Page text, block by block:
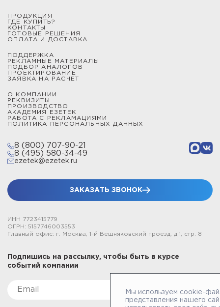
ПРОДУКЦИЯ
ГДЕ КУПИТЬ?
КОНТАКТЫ
ГОТОВЫЕ РЕШЕНИЯ
ОПЛАТА И ДОСТАВКА
ПОДДЕРЖКА
РЕКЛАМНЫЕ МАТЕРИАЛЫ
ПОДБОР АНАЛОГОВ
ПРОЕКТИРОВАНИЕ
ЗАЯВКА НА РАСЧЕТ
О КОМПАНИИ
РЕКВИЗИТЫ
ПРОИЗВОДСТВО
АКАДЕМИЯ ЕЗЕТЕК
РАБОТА С РЕКЛАМАЦИЯМИ
ПОЛИТИКА ПЕРСОНАЛЬНЫХ ДАННЫХ
8 (800) 707-90-21
8 (495) 580-34-49
ezetek@ezetek.ru
ЗАКАЗАТЬ ЗВОНОК
ИНН 7723415779
ОГРН: 5157746003553
Главный офис: г. Москва, 1-й Вешняковский проезд, д.1, стр. 8
Подпишись на рассылку, чтобы быть в курсе
событий компании
Мы используем cookie-
представления нашего